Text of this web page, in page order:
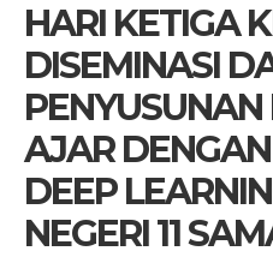
HARI KETIGA
DISEMINASI
AJAR
DEEP
NEGERI 11